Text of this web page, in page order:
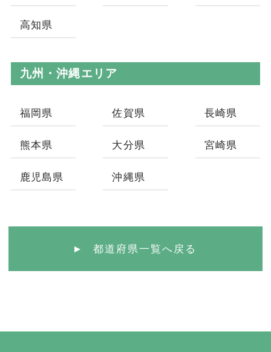
高知県
九州・沖縄エリア
福岡県 佐賀県 長崎県
熊本県 大分県 宮崎県
鹿児島県 沖縄県
都道府県一覧へ戻る